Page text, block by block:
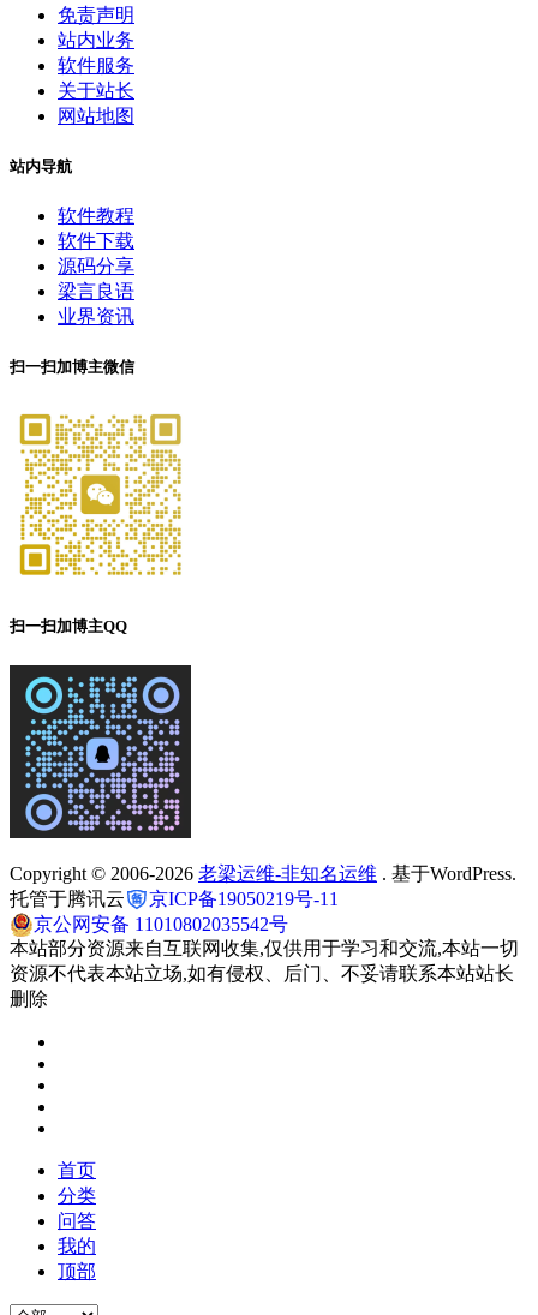
免责声明
站内业务
软件服务
关于站长
网站地图
站内导航
软件教程
软件下载
源码分享
梁言良语
业界资讯
扫一扫加博主微信
扫一扫加博主QQ
Copyright © 2006-2026 老梁运维-非知名运维 . 基于WordPress.
托管于腾讯云
京ICP备19050219号-11
京公网安备 11010802035542号
本站部分资源来自互联网收集,仅供用于学习和交流,本站一切
资源不代表本站立场,如有侵权、后门、不妥请联系本站站长
删除
首页
分类
问答
我的
顶部